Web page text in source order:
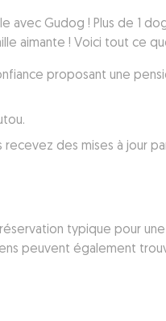
avec Gudog ! Plus de 1
aimante ! Voici tout ce
proposant une
des mises à jour
typique pour
peuvent également